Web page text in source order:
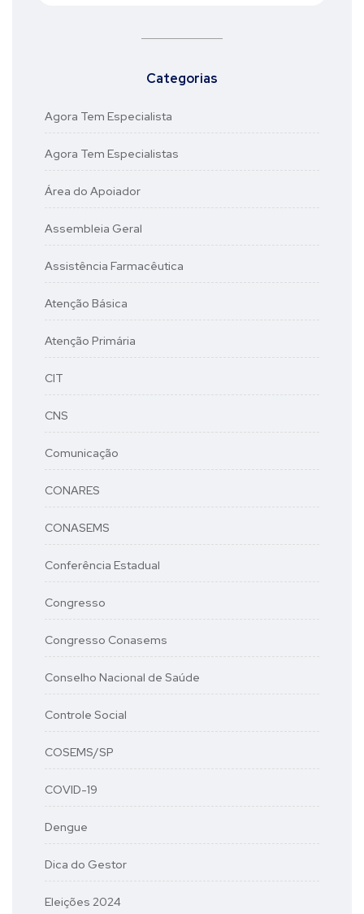
Categorias
Agora Tem Especialista
Agora Tem Especialistas
Área do Apoiador
Assembleia Geral
Assistência Farmacêutica
Atenção Básica
Atenção Primária
CIT
CNS
Comunicação
CONARES
CONASEMS
Conferência Estadual
Congresso
Congresso Conasems
Conselho Nacional de Saúde
Controle Social
COSEMS/SP
COVID-19
Dengue
Dica do Gestor
Eleições 2024